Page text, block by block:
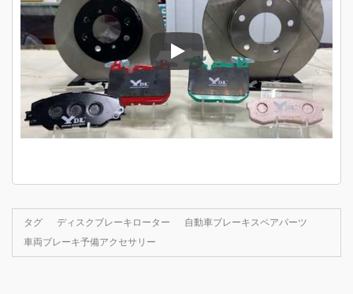
YDL CHIHONブレーキ製品紹介
タグ ディスクブレーキローター 自動車ブレーキスペアパーツ
車両ブレーキ予備アクセサリー